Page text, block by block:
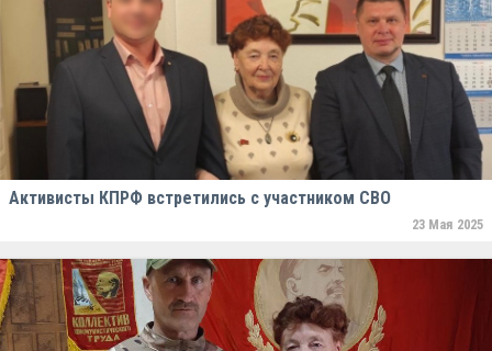
Активисты КПРФ встретились с участником СВО
23 Мая 2025